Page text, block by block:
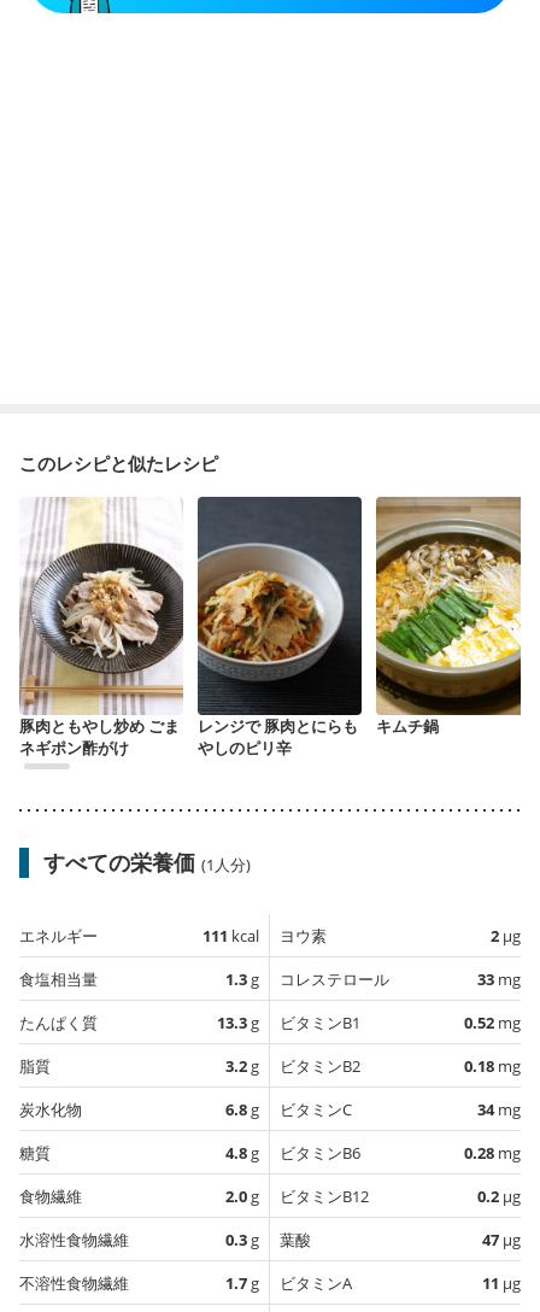
このレシピと似たレシピ
豚肉ともやし炒め ごま
ネギポン酢がけ
レンジで 豚肉とにらも
やしのピリ辛
キムチ鍋
すべての栄養価 (1人分)
エネルギー 111 kcal
食塩相当量
1.3g
たんぱく質
13.3g
脂質
3.2g
炭水化物
6.8g
糖質
4.8g
食物繊維
2.0g
水溶性食物繊維
0.3g
不溶性食物繊維
1.7g
ヨウ素 2 µg
コレステロール
33 mg
ビタミンB1
0.52 mg
ビタミンB2
0.18 mg
ビタミンC
34mg
ビタミンB6
0.28 mg
ビタミンB12
0.2 µg
葉酸
47 µg
ビタミンA
11 µg